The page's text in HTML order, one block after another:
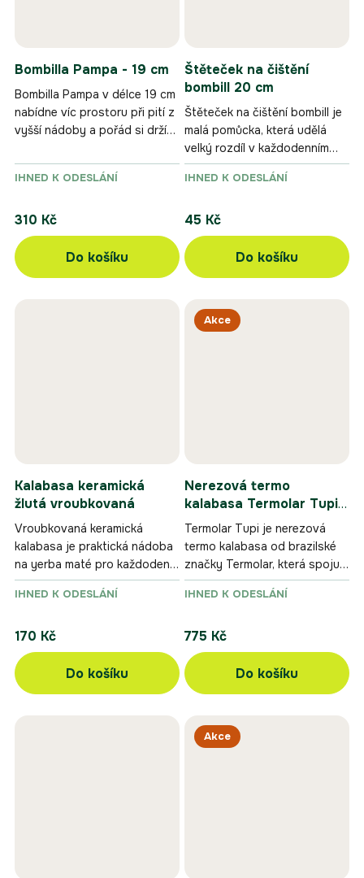
Bombilla Pampa - 19 cm
Bombilla Pampa v délce 19 cm
nabídne víc prostoru při pití z
vyšší nádoby a pořád si drží
provedení.
IHNED K ODESLÁNÍ
310 Kč
Do košíku
Štěteček na čištění
bombill 20 cm
Štěteček na čištění bombill je
malá pomůcka, která udělá
velký rozdíl v každodenním
používání yerba maté
příslušenství.
IHNED K ODESLÁNÍ
45 Kč
Do košíku
Kalabasa keramická
žlutá vroubkovaná
Vroubkovaná keramická
kalabasa je praktická nádoba
na yerba maté pro každodenní
používání.
IHNED K ODESLÁNÍ
170 Kč
Do košíku
Akce
Nerezová termo
kalabasa Termolar Tupi -
bronzová
Termolar Tupi je nerezová
termo kalabasa od brazilské
značky Termolar, která spojuje
odolnost, pohodlné držení a
výbornou tepelnou izolaci.
IHNED K ODESLÁNÍ
775 Kč
Do košíku
Akce